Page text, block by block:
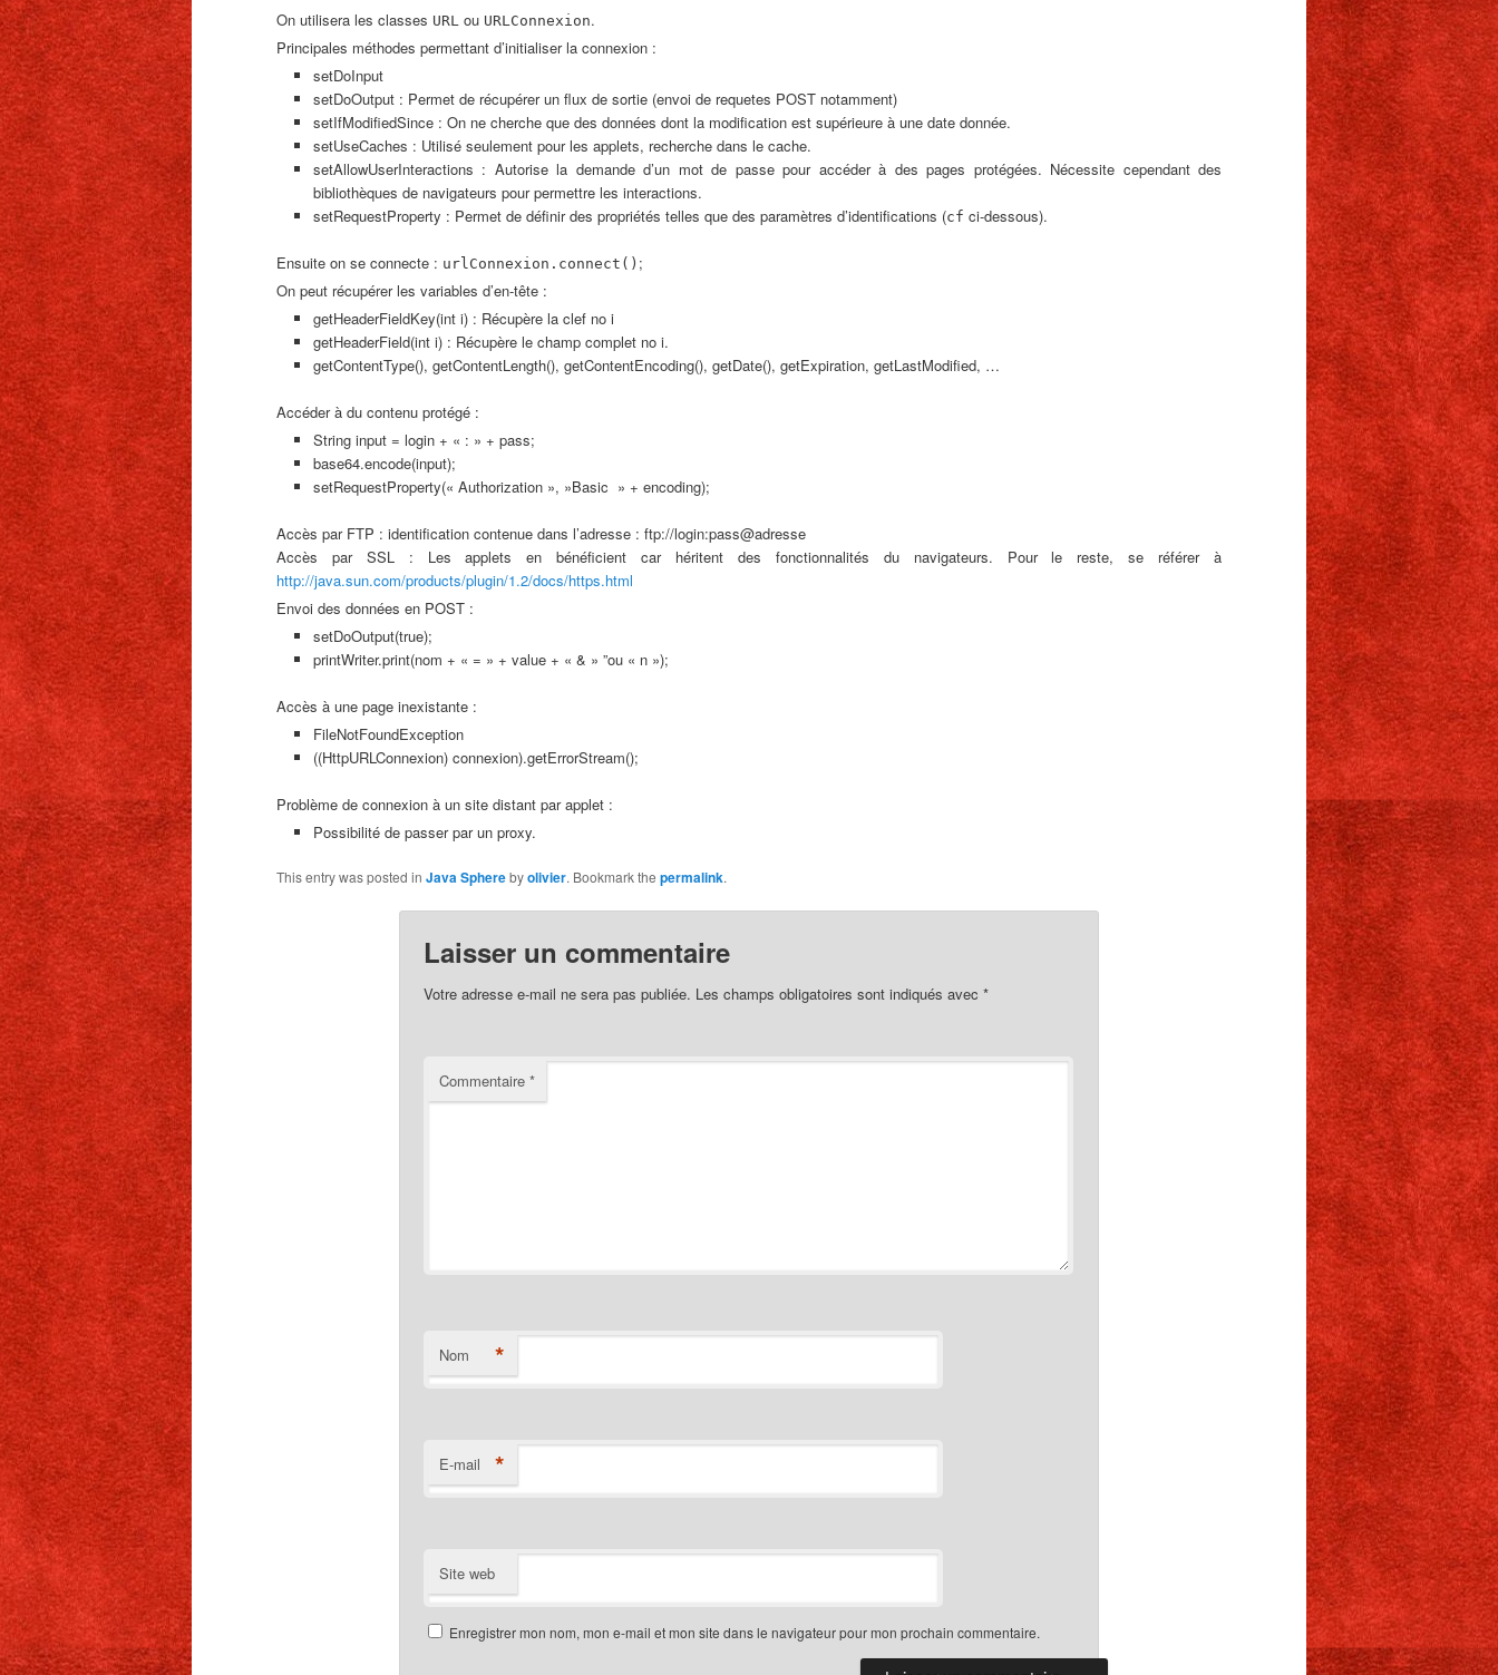
On utilisera les classes URL ou URLConnexion.
Principales méthodes permettant d’initialiser la connexion :
setDoInput
setDoOutput : Permet de récupérer un flux de sortie (envoi de requetes POST notamment)
setIfModifiedSince : On ne cherche que des données dont la modification est supérieure à une date donnée.
setUseCaches : Utilisé seulement pour les applets, recherche dans le cache.
setAllowUserInteractions : Autorise la demande d’un mot de passe pour accéder à des pages protégées. Nécessite cependant des
bibliothèques de navigateurs pour permettre les interactions.
setRequestProperty : Permet de définir des propriétés telles que des paramètres d’identifications (cf ci-dessous).
Ensuite on se connecte : urlConnexion.connect() ;
On peut récupérer les variables d’en-tête :
getHeaderFieldKey(int i) : Récupère la clef no i
getHeaderField(int i) : Récupère le champ complet no i.
getContentType(), getContentLength(), getContentEncoding(), getDate(), getExpiration, getLastModified, …
Accéder à du contenu protégé :
String input = login + « : » + pass;
base64.encode(input);
setRequestProperty(« Authorization », »Basic » + encoding);
Accès par FTP : identification contenue dans l’adresse : ftp://login:pass@adresse
Accès par SSL : Les applets en bénéficient car héritent des fonctionnalités du navigateurs. Pour le reste, se référer à
http://java.sun.com/products/plugin/1.2/docs/https.html
Envoi des données en POST :
setDoOutput(true);
printWriter.print(nom + « = » + value + « & » ”ou « n »);
Accès à une page inexistante :
FileNotFoundException
((HttpURLConnexion) connexion).getErrorStream();
Problème de connexion à un site distant par applet :
Possibilité de passer par un proxy.
This entry was posted in Java Spherebyolivier. Bookmark the permalink.
Laisser un commentaire
Votre adresse e-mail ne sera pas publiée. Les champs obligatoires sont indiqués avec *
Commentaire *
Nom *
E-mail *
Site web
Enregistrer mon nom, mon e-mail et mon site dans le navigateur pour mon prochain commentaire.